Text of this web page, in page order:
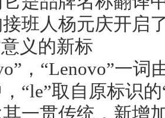
班人杨元庆开启
意义的新标
， “Lenovo”一词
“le”取自原标识的
一贯传统，新增